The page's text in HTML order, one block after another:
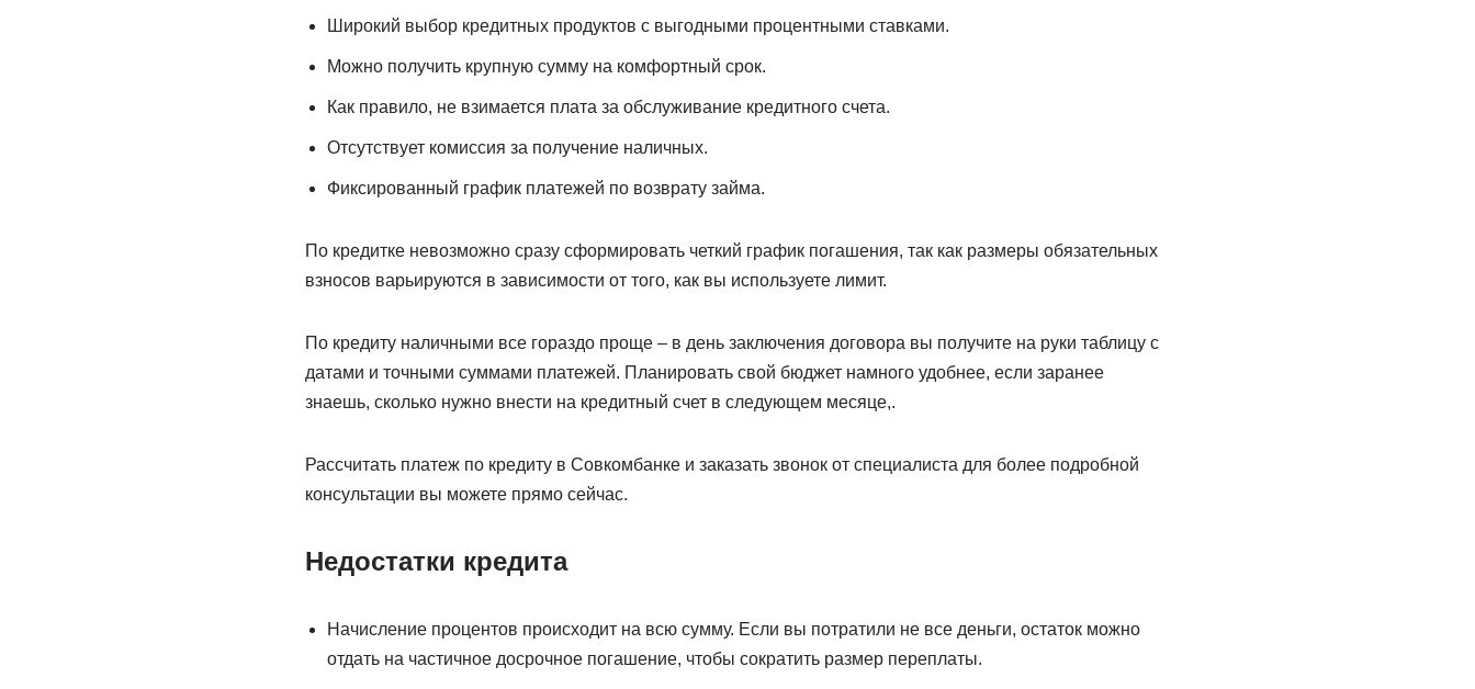
Широкий выбор кредитных продуктов с выгодными процентными ставками.
Можно получить крупную сумму на комфортный срок.
Как правило, не взимается плата за обслуживание кредитного счета.
Отсутствует комиссия за получение наличных.
Фиксированный график платежей по возврату займа.
По кредитке невозможно сразу сформировать четкий график погашения, так как размеры обязательных
взносов варьируются в зависимости от того, как вы используете лимит.
По кредиту наличными все гораздо проще – в день заключения договора вы получите на руки таблицу с
датами и точными суммами платежей. Планировать свой бюджет намного удобнее, если заранее
знаешь, сколько нужно внести на кредитный счет в следующем месяце,.
Рассчитать платеж по кредиту в Совкомбанке и заказать звонок от специалиста для более подробной
консультации вы можете прямо сейчас.
Недостатки кредита
Начисление процентов происходит на всю сумму. Если вы потратили не все деньги, остаток можно
отдать на частичное досрочное погашение, чтобы сократить размер переплаты.